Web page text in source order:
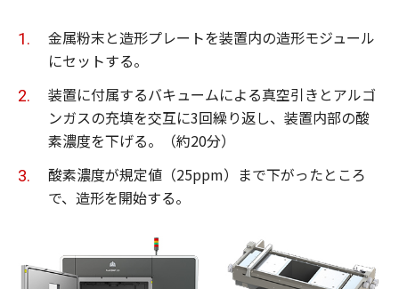
金属粉末と造形プレートを装置内の造形モジュール
にセットする。
装置に付属するバキュームによる真空引きとアルゴ
ンガスの充填を交互に3回繰り返し、装置内部の酸
素濃度を下げる。（約20分）
酸素濃度が規定値（25ppm）まで下がったところ
で、造形を開始する。